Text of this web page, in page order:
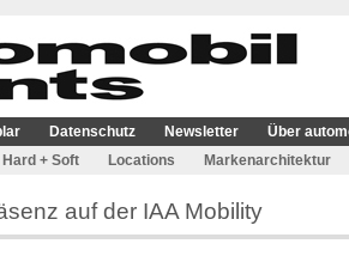
Datenschutz Newsletter Über
Hard + Soft Locations Markenarchitektur
auf der IAA Mobility